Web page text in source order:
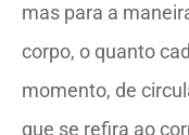
mas para a
corpo, o quanto
momento, de
que se refira ao